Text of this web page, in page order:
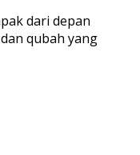
dari depan
qubah yang